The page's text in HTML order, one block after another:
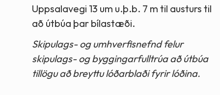
Uppsalavegi 13 um u.þ.b. 7 m til austurs til
að útbúa þar bílastæði.
Skipulags- og umhverfisnefnd felur
skipulags- og byggingarfulltrúa að útbúa
tillögu að breyttu lóðarblaði fyrir lóðina.